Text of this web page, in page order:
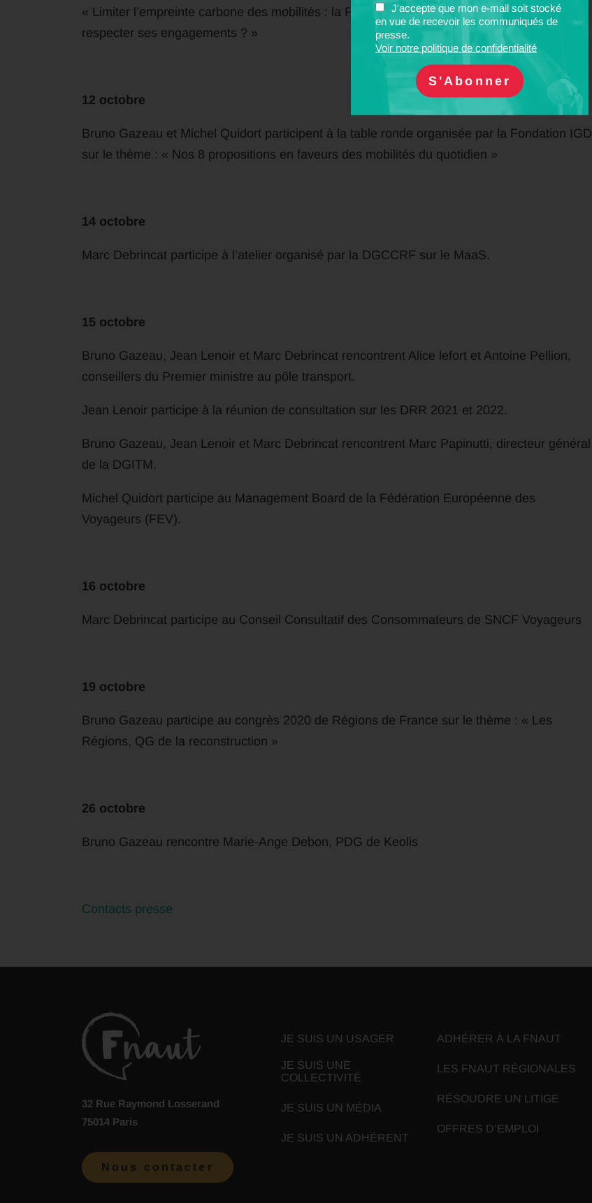
J'accepte que mon e-mail soit stocké
en vue de recevoir les communiqués de
presse.
Voir notre politique de confidentialité
« Limiter l’empreinte carbone des mobilités : la France se donne-t-elle les moyens de
respecter ses engagements ? »
12 octobre
Bruno Gazeau et Michel Quidort participent à la table ronde organisée par la Fondation IGD
sur le thème : « Nos 8 propositions en faveurs des mobilités du quotidien »
14 octobre
Marc Debrincat participe à l’atelier organisé par la DGCCRF sur le MaaS.
15 octobre
Bruno Gazeau, Jean Lenoir et Marc Debrincat rencontrent Alice lefort et Antoine Pellion,
conseillers du Premier ministre au pôle transport.
Jean Lenoir participe à la réunion de consultation sur les DRR 2021 et 2022.
Bruno Gazeau, Jean Lenoir et Marc Debrincat rencontrent Marc Papinutti, directeur général
de la DGITM.
Michel Quidort participe au Management Board de la Fédération Européenne des
Voyageurs (FEV).
16 octobre
Marc Debrincat participe au Conseil Consultatif des Consommateurs de SNCF Voyageurs
19 octobre
Bruno Gazeau participe au congrès 2020 de Régions de France sur le thème : « Les
Régions, QG de la reconstruction »
26 octobre
Bruno Gazeau rencontre Marie-Ange Debon, PDG de Keolis
Contacts presse
32 Rue Raymond Losserand
75014 Paris
Nous contacter
JE SUIS UN USAGER
JE SUIS UNE
COLLECTIVITÉ
JE SUIS UN MÉDIA
JE SUIS UN ADHÉRENT
ADHÉRER À LA FNAUT
LES FNAUT RÉGIONALES
RÉSOUDRE UN LITIGE
OFFRES D’EMPLOI